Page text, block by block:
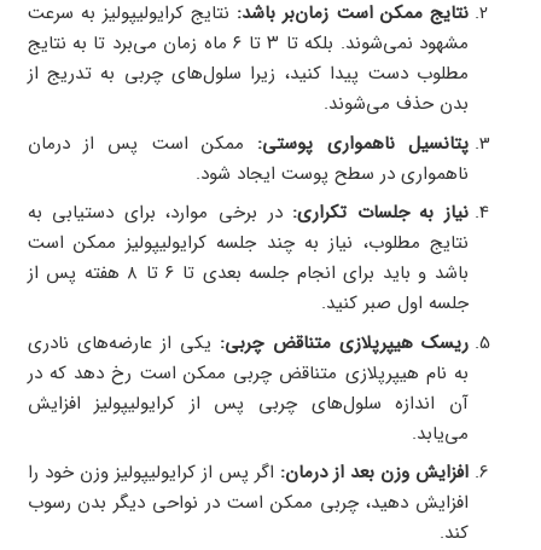
نتایج ممکن است زمان‌بر باشد: نتایج کرایولیپولیز به سرعت
مشهود نمی‌شوند. بلکه تا ۳ تا ۶ ماه زمان می‌برد تا به نتایج
مطلوب دست پیدا کنید، زیرا سلول‌های چربی به تدریج از
بدن حذف می‌شوند.
پتانسیل ناهمواری پوستی: ممکن است پس از درمان
ناهمواری در سطح پوست ایجاد شود.
نیاز به جلسات تکراری: در برخی موارد، برای دستیابی به
نتایج مطلوب، نیاز به چند جلسه کرایولیپولیز ممکن است
باشد و باید برای انجام جلسه بعدی تا ۶ تا ۸ هفته پس از
جلسه اول صبر کنید.
ریسک هیپرپلازی متناقض چربی: یکی از عارضه‌های نادری
به نام هیپرپلازی متناقض چربی ممکن است رخ دهد که در
آن اندازه سلول‌های چربی پس از کرایولیپولیز افزایش
می‌یابد.
افزایش وزن بعد از درمان: اگر پس از کرایولیپولیز وزن خود را
افزایش دهید، چربی ممکن است در نواحی دیگر بدن رسوب
کند.